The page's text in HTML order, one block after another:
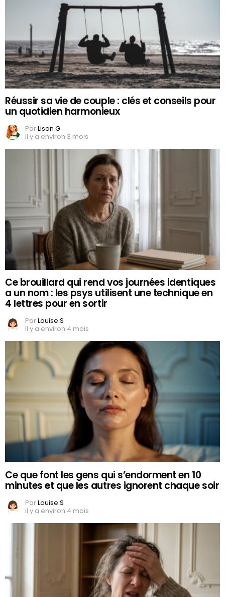
Réussir sa vie de couple : clés et conseils pour
un quotidien harmonieux
ParLison G
il y a environ 3 mois
Ce brouillard qui rend vos journées identiques
a un nom : les psys utilisent une technique en
4 lettres pour en sortir
ParLouise S
il y a environ 4 mois
Ce que font les gens qui s’endorment en 10
minutes et que les autres ignorent chaque soir
ParLouise S
il y a environ 4 mois